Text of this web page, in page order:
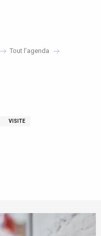
Tout l’agenda
VISITE